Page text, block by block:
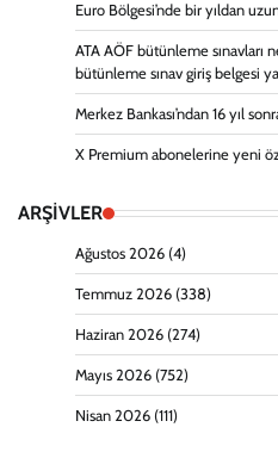
Euro Bölgesi’nde bir yıldan
ATA AÖF bütünleme sınavları
bütünleme sınav giriş belgesi
Merkez Bankası’ndan 16 yıl
X Premium abonelerine yeni
ARŞİVLER
Ağustos 2026 (4)
Temmuz 2026 (338)
Haziran 2026 (274)
Mayıs 2026 (752)
Nisan 2026 (111)